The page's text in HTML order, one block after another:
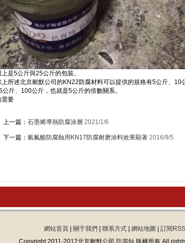
上是5公斤與25公斤的包裝。
上所述北京耐默公司的KN22防腐材料可以提供的規格有5公斤、
公斤、100公斤，也就是5公斤的倍數關系。
需要
上一篇： 石墨烯導熱防腐涂層 2021/1/6
下一篇： 氫氟酸防腐蝕用KN17防腐耐磨涂料效果顯著 2016/9/5
網站首頁 關于我們 聯系方式 網站地圖 訂閱RSS
Copyright 2011-2012北京耐默公司 防腐蝕 版權所有 All